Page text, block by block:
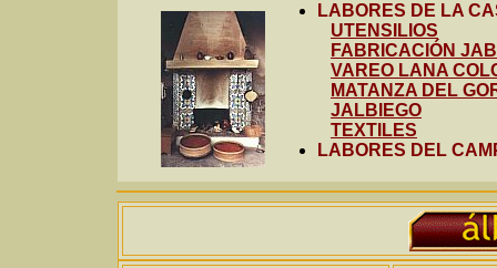
LABORES DE LA
UTENSILIOS
FABRICACIÓN
VAREO LANA
MATANZA DEL
JALBIEGO
TEXTILES
LABORES DEL